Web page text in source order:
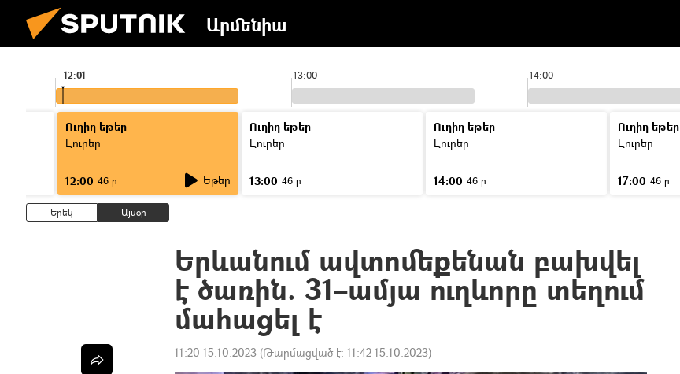
Արմենիա
13:00 14:00
12:01
Ուղիղ եթեր
Լուրեր
12:00 46 ր Եթեր
Ուղիղ եթեր
Լուրեր
13:00 46 ր
Ուղիղ եթեր
Լուրեր
14:00 46 ր
Ուղիղ եթեր
Լուրեր
17:00 46 ր
Երեկ Այսօր
Երևանում ավտոմեքենան բախվել
է ծառին. 31–ամյա ուղևորը տեղում
մահացել է
11:20 15.10.2023 (Թարմացված է: 11:42 15.10.2023)